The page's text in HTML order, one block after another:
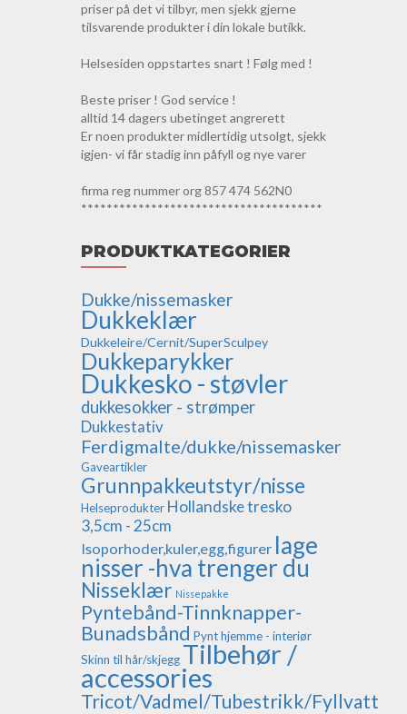
priser på det vi tilbyr, men sjekk gjerne
tilsvarende produkter i din lokale butikk.
Helsesiden oppstartes snart ! Følg med !
Beste priser ! God service !
alltid 14 dagers ubetinget angrerett
Er noen produkter midlertidig utsolgt, sjekk
igjen- vi får stadig inn påfyll og nye varer
firma reg nummer org 857 474 562N0
**************************************
PRODUKTKATEGORIER
Dukke/nissemasker
Dukkeklær
Dukkeleire/Cernit/SuperSculpey
Dukkeparykker
Dukkesko - støvler
dukkesokker - strømper
Dukkestativ
Ferdigmalte/dukke/nissemasker
Gaveartikler
Grunnpakkeutstyr/nisse
Helseprodukter Hollandske tresko
3,5cm - 25cm
Isoporhoder,kuler,egg,figurer lage
nisser -hva trenger du
Nisseklær Nissepakke
Pyntebånd-Tinnknapper-
Bunadsbånd Pynt hjemme - interiør
Skinn til hår/skjegg Tilbehør /
accessories
Tricot/Vadmel/Tubestrikk/Fyllvatt